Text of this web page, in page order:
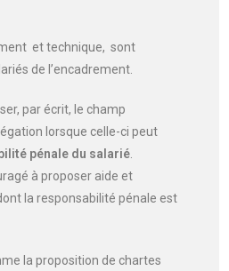
et technique, sont
de l’encadrement.
par écrit, le champ
lorsque celle-ci peut
pénale du salarié
à proposer aide et
la responsabilité pénale est
la proposition de chartes